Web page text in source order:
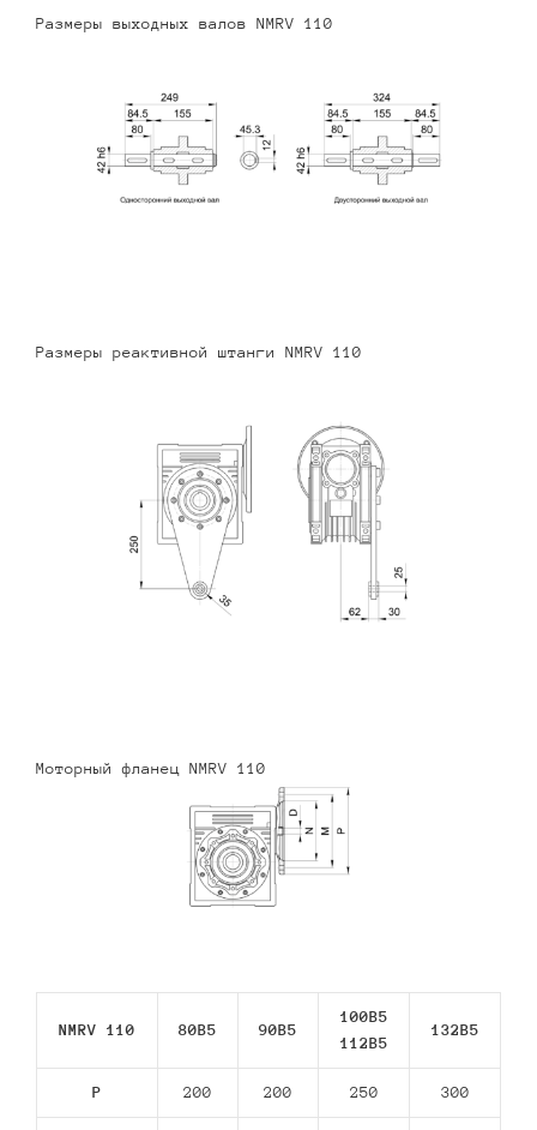
Размеры выходных валов NMRV 110
Размеры реактивной штанги NMRV 110
Моторный фланец NMRV 110
NMRV 110 80В5 90В5
100B5
112В5
132В5
P 200 200 250 300